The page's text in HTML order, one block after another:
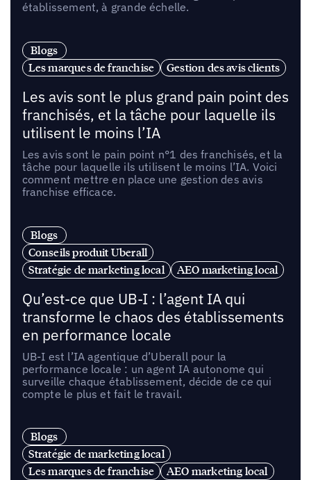
établissement, à grande échelle.
Blogs
Les marques de franchise
Gestion des avis clients
Les avis sont le plus grand pain point des
franchisés, et la tâche pour laquelle ils
utilisent le moins l’IA
Les avis sont le pain point n°1 des franchisés, et la
tâche pour laquelle ils utilisent le moins l’IA. Voici
comment mettre en place une gestion des avis
franchise efficace.
Blogs
Conseils produit Uberall
Stratégie de marketing local
AEO marketing local
Qu’est-ce que UB-I : l’agent IA qui
transforme le chaos des établissements
en performance locale
UB-I est l’IA agentique d’Uberall pour la
performance locale : un agent IA autonome qui
surveille chaque établissement, décide de ce qui
compte le plus et fait le travail.
Blogs
Stratégie de marketing local
Les marques de franchise
AEO marketing local